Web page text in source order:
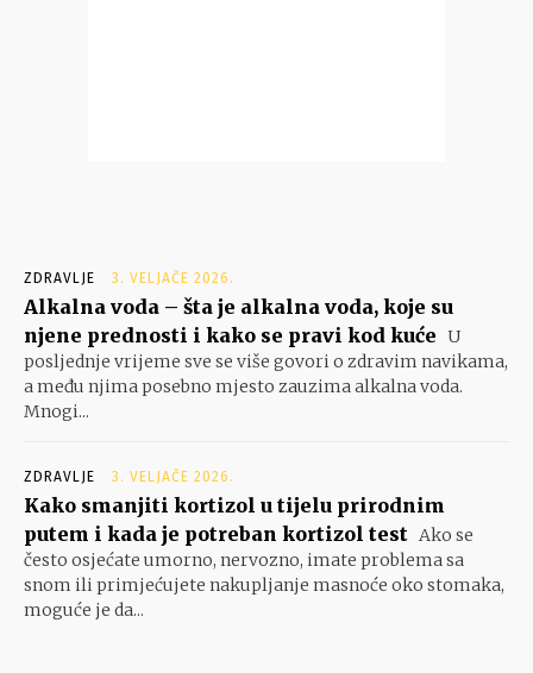
ZDRAVLJE 3. VELJAČE 2026.
Alkalna voda – šta je alkalna voda, koje su
njene prednosti i kako se pravi kod kuće U
posljednje vrijeme sve se više govori o zdravim navikama,
a među njima posebno mjesto zauzima alkalna voda.
Mnogi...
ZDRAVLJE 3. VELJAČE 2026.
Kako smanjiti kortizol u tijelu prirodnim
putem i kada je potreban kortizol test Ako se
često osjećate umorno, nervozno, imate problema sa
snom ili primjećujete nakupljanje masnoće oko stomaka,
moguće je da...